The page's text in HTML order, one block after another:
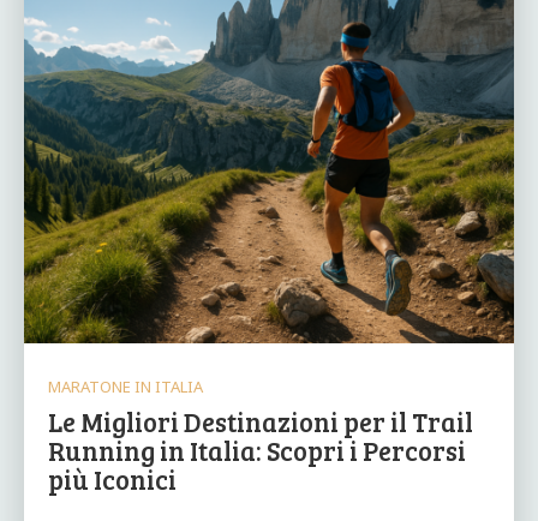
MARATONE IN ITALIA
Le Migliori Destinazioni per il Trail
Running in Italia: Scopri i Percorsi
più Iconici